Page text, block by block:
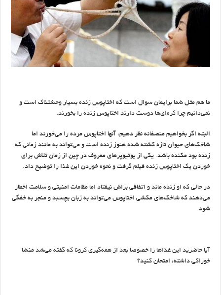
ما هم مثل شما برایمان سوال است که اختاپوس زنده بسیار وحشتناک است و
نمی‌دانیم چرا کره‌ای‌ها دوست دارند اختاپوس زنده را بخورند.
البته اگر بخواهیم منصفانه نظر دهیم،‌ آنها اختاپوس مرده را می‌خورند اما
شاخک‌های حیوان تازه کشته شده هنوز زنده است و می‌تواند به مانند زمانی که
زنده بود مکنده باشد. یکی از یوتیوپرهای معروف در چین از زمان تلاش برای
خوردن یک اختاپوس زنده فیلم گرفت و نحوه خوردن این غذا را توضیح داد. ​​​​​​​​
در حالی که او زنده ماند و اتفاقی براش نیفتاد اما مقامات امنیتی و سلامت اخطار
می‌دهند که شاخک‌های مکشی اختاپوس می‌تواند به زبان بچسبد و منجر به خفگی
شود.
آیا حاضرید این غذاها را خصوصا بعد از همه‌گیری کرونا که گفته می‌شد منشا
خوراکی داشته، امتحان کنید؟